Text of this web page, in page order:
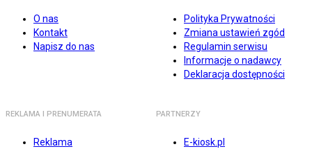
O nas
Kontakt
Napisz do nas
Polityka Prywatności
Zmiana ustawień zgód
Regulamin serwisu
Informacje o nadawcy
Deklaracja dostępności
REKLAMA I PRENUMERATA
Reklama
PARTNERZY
E-kiosk.pl